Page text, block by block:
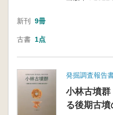
新刊 9冊
古書 1点
発掘調査報告
小林古墳
る後期古墳